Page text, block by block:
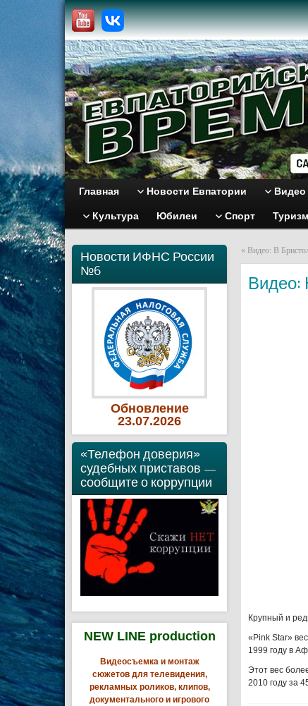
Главная Новости Евпатории Видео
Культура Юбилеи Спорт Туризм
Новости ИФНС России
№6
Обновление
23.07.2026
«Телефон доверия»
судебных приставов —
сообщите о коррупции
NEW LINE production
Видеосъемка и монтаж
сюжетов для телевидения,
рекламных роликов, клипов,
документального и игрового
« Видео: В
Видео:
Крупный и
«Pink Star»
1999 году в
Этот вес
2010 году за